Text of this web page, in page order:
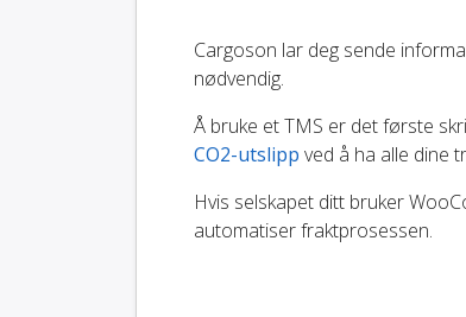
Cargoson lar deg sende
nødvendig.
Å bruke et TMS er det første
CO2-utslipp ved å ha alle dine
Hvis selskapet ditt bruker
automatiser fraktprosessen.